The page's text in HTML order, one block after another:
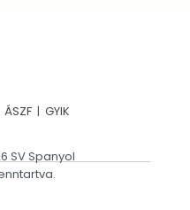
ÁSZF |GYIK
SV Spanyol